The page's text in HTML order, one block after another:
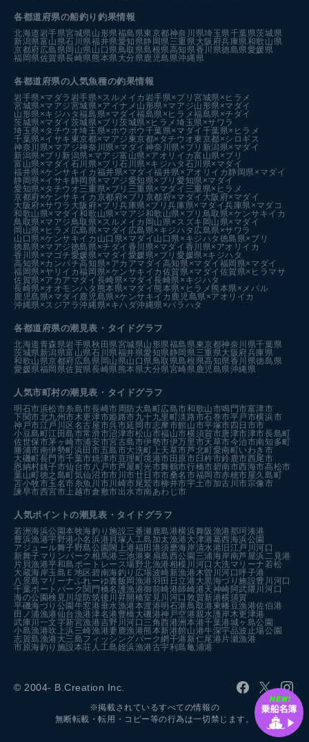
各都道府県の船釣り釣果情報
北海道岩手県宮城県山形県福島県東京都神奈川県埼玉県千葉県茨城県
新潟県富山県石川県福井県愛知県静岡県三重県大阪府兵庫県和歌山県
京都府広島県岡山県山口県鳥取県島根県高知県香川県徳島県愛媛県
福岡県佐賀県長崎県熊本県大分県鹿児島県沖縄県
各都道府県の人気魚種の釣果情報
岩手県×マダラ 岩手県×スルメイカ 岩手県×ブリ宮城県×ヒラメ
宮城県×マアジ宮城県×アイナメ 山形県×マアジ山形県×マダイ
山形県×キジハタ福島県×マダイ福島県×ヒラメ福島県×チダイ
茨城県×マダイ 茨城県×ブリ茨城県×ヒラメ埼玉県×サワラ
埼玉県×タチウオ埼玉県×ホウボウ 千葉県×マダイ 千葉県×ヒラメ
千葉県×イサキ 東京都×マアジ 東京都×タチウオ東京都×シロギス
神奈川県×マアジ神奈川県×マダイ 神奈川県×ブリ 新潟県×マダイ
新潟県×ブリ 新潟県×マアジ富山県×アオリイカ富山県×ブリ
富山県×マダイ 石川県×ブリ石川県×キジハタ 石川県×マダイ
福井県×ケンサキイカ 福井県×マダイ福井県×アオリイカ 静岡県×マダイ
静岡県×イサキ 静岡県×マアジ愛知県×ブリ愛知県×マダイ
愛知県×タチウオ三重県×ブリ 三重県×マダイ 三重県×ヒラメ
京都府×ケンサキイカ 京都府×ブリ 京都府×マダイ 大阪府×マダイ
大阪府×サワラ 大阪府×ブリ兵庫県×ブリ兵庫県×マダイ兵庫県×マダコ
和歌山県×マダイ和歌山県×マアジ和歌山県×ブリ 鳥取県×ケンサキイカ
鳥取県×マアジ鳥取県×スルメイカ 岡山県×スズキ 岡山県×マダイ
岡山県×ヒラメ 広島県×マダイ 広島県×キジハタ 広島県×サワラ
山口県×ケンサキイカ 山口県×マダイ 山口県×キジハタ 徳島県×ブリ
徳島県×マアジ徳島県×チダイ 香川県×マダイ 香川県×アオリイカ
香川県×マゴチ愛媛県×マダイ 愛媛県×ブリ愛媛県×キジハタ
高知県×カンパチ高知県×アカアマダイ 高知県×マダイ 福岡県×マダイ
福岡県×ヤリイカ福岡県×ケンサキイカ 佐賀県×マダイ 佐賀県×ヒラマサ
佐賀県×アカアマダイ 長崎県×マダイ長崎県×キジハタ
長崎県×オオモンハタ 熊本県×マダイ 熊本県×ヒラメ 熊本県×メバル
鹿児島県×マダイ 鹿児島県×ケンサキイカ 鹿児島県×アオリイカ
沖縄県×スジアラ沖縄県×キハダ沖縄県×バラハタ
各都道府県の潮見表 ・タイドグラフ
北海道青森県岩手県秋田県宮城県山形県福島県東京都神奈川県千葉県
茨城県新潟県富山県石川県福井県愛知県静岡県三重県大阪府兵庫県
和歌山県京都府広島県 岡山県山口県鳥取県島根県高知県香川県徳島県
愛媛県福岡県佐賀県長崎県熊本県大分県宮崎県鹿児島県沖縄県
人気市町村の潮見表・タイドグラフ
明石市浜松市糸島市長崎市周防大島町広島市和歌山市鳴門市富津市
下関市北九州市木更津市姫路市九十九里町淡路市石巻市平戸市横浜市
神戸市江戸川区 名古屋市呉市延岡市志摩市館山市平塚市 四日市市
小豆島町江田島市常滑市沼津市松山市福山市横須賀市唐津市津市長島町
佐世保市茅ヶ崎市浦安市宮古島市伊勢市伊万里市天草市今治市南知多町
勝浦市南伊勢町浜田市五島市大洗町 上天草市芦北町愛南町いわき市
大磯町長門市千葉市焼津市亘理町境港市 田原市 臼杵市鈴鹿市西尾市
恩納村銚子市仙台市八戸市芦屋町光市舞鶴市行橋市碧南市西海市高松市
葉山町徳之島町気仙沼市市川市廿日市市桑名市福岡市赤穂市屋久島町
苫小牧市玉名市糸魚川市川崎市尾鷲市柳井市宇土市加古川市宗像市
諫早市西宮市 上越市倉敷市出水市南あわじ市
人気ポイントの潮見表・タイドグラフ
若洲海浜公園本牧海釣り施設三番瀬 鹿島港横浜舞阪漁港 那珂湊港
豊浜漁港宇野港小名浜港 貝塚人工島 加太漁港 大津港葛西海浜公園
アジュール舞子野島公園 閖上港福田港須磨海岸清水港 旧江戸川河口
新舞子マリンパーク 相馬港 三池港東扇島西公園 三浦海岸南芦屋浜二見港
片貝漁港平和島ボートレース場野北漁港相模川河口 大洗マリーナ若松
大蔵海岸玉島Ｅ地区 碧南海釣り広場波崎新漁港木曽川河口 呼子港
八景島マリーナふれーゆ裏飯岡漁港羽田 日立港 大黒海づり施設豊川河口
千葉ポートパーク 関門橋名護漁港御前崎港師崎港天神崎 阿武隈川河口
海の公園検見川堤防筑後川昇開橋室見川河口敦賀新港横須賀
平磯海づり公園 牛窓港垂水漁港本渡港明石港鳥取港 東幡豆漁港佐伯港
田ノ浦漁港仙台漁港津名港 豊橋 大磯港神戸空港親水護岸木更津港
武庫川一文字新宮漁港吉野川河口 三角西港洲本港千葉港城ヶ島公園
小島漁港吹上浜三崎漁港妻鹿漁港熊本新港館山港牛深宇品波止場公園
志賀島漁港 大三島フィッシングパーク網干港 新仁尾港 片瀬漁港
市原海釣り施設本荘人工島姪浜漁港古宇利島亀浦港
© 2004- B.Creation Inc.
※掲載されているすべての情報の
無断転載・転用・コピー等の行為は一切禁じます。